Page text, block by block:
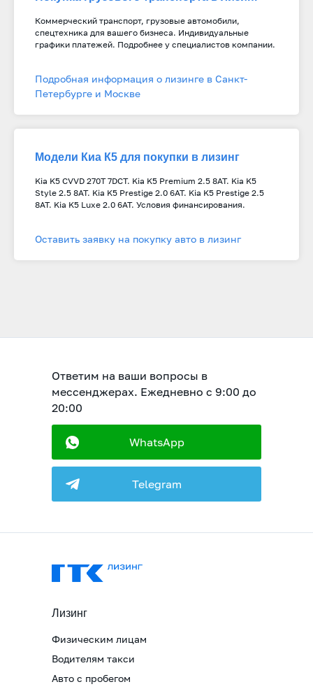
Коммерческий транспорт, грузовые автомобили,
спецтехника для вашего бизнеса. Индивидуальные
графики платежей. Подробнее у специалистов компании.
Подробная информация о лизинге в Санкт-
Петербурге и Москве
Модели Киа К5 для покупки в лизинг
Kia K5 CVVD 270T 7DCT. Kia K5 Premium 2.5 8AT. Kia K5
Style 2.5 8AT. Kia K5 Prestige 2.0 6AT. Kia K5 Prestige 2.5
8AT. Kia K5 Luxe 2.0 6AT. Условия финансирования.
Оставить заявку на покупку авто в лизинг
Ответим на ваши вопросы в
мессенджерах. Ежедневно с 9:00 до
20:00
Telegram
WhatsApp
Лизинг
Водителям такси
Физическим лицам
Авто с пробегом